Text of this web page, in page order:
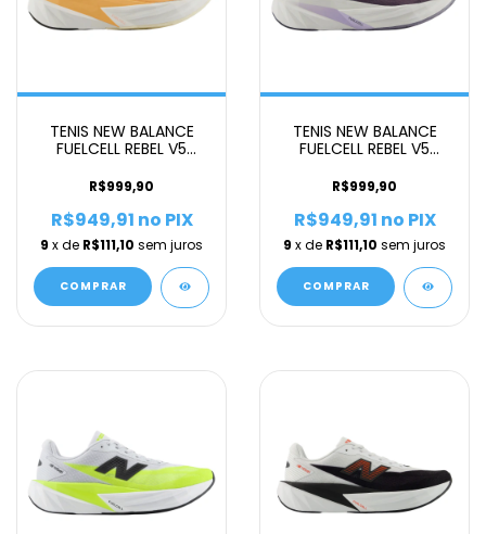
TENIS NEW BALANCE
FUELCELL REBEL V5
R$999,90
9 x de R$111,10 sem juros
R$949,91 no PIX
COMPRAR
TENIS NEW BALANCE
FUELCELL REBEL V5
R$999,90
9 x de R$111,10 sem juros
R$949,91 no PIX
COMPRAR